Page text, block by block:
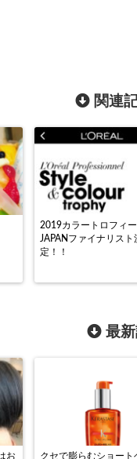
関連
2019カラートロフィー
JAPANファイナリスト
定！！
最
お
クセで膨らむショート